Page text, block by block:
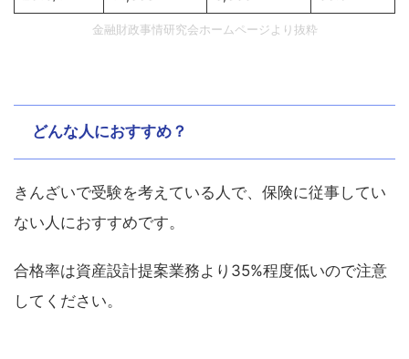
金融財政事情研究会ホームページより抜粋
どんな人におすすめ？
きんざいで受験を考えている人で、保険に従事してい
ない人におすすめです。
合格率は資産設計提案業務より35%程度低いので注意
してください。